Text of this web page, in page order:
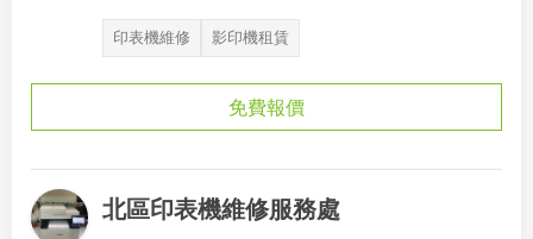
印表機維修 影印機租賃
免費報價
北區印表機維修服務處